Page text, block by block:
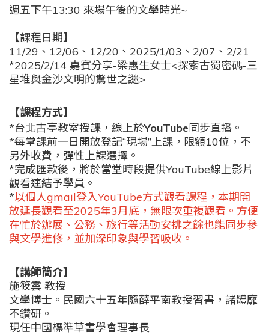
週五下午13:30 來場午後的文學時光~
【課程日期】
11/29、12/06、12/20、2025/1/03、 2/07、2/21
*2025/2/14 嘉賓分享-梁惠生女士<探索古蜀密碼-三
星堆與金沙文明的驚世之謎>
【課程方式】
*台北古亭教室授課， 線上於YouTube同步直播。
*每堂課前一日開放登記“現場”上課，限額10位，不
另外收費，彈性上課選擇。
*完成匯款後，將於當堂時段提供YouTube線上影片
觀看連結予學員。
*以個人gmail登入YouTube方式觀看課程，本期開
放延長觀看至2025年3月底，無限次重複觀看。方便
在忙於辦展、公務、旅行等活動安排之餘也能同步參
與文學進修，並加深印象與學習吸收。
【講師簡介】
施筱雲 教授
文學博士。民國六十五年隨薛平南教授習書，諸體靡
不鑽研。
現任中國標準草書學會理事長